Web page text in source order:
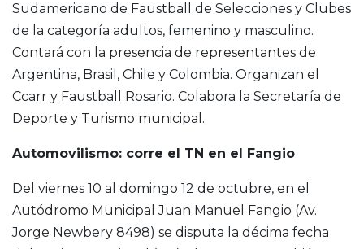
Sudamericano de Faustball de Selecciones y Clubes
de la categoría adultos, femenino y masculino.
Contará con la presencia de representantes de
Argentina, Brasil, Chile y Colombia. Organizan el
Ccarr y Faustball Rosario. Colabora la Secretaría de
Deporte y Turismo municipal.
Automovilismo: corre el TN en el Fangio
Del viernes 10 al domingo 12 de octubre, en el
Autódromo Municipal Juan Manuel Fangio (Av.
Jorge Newbery 8498) se disputa la décima fecha